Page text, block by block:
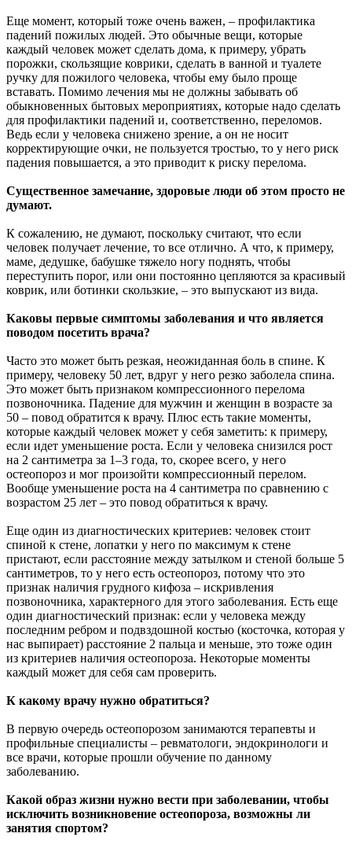
Еще момент, который тоже очень важен, – профилактика
падений пожилых людей. Это обычные вещи, которые
каждый человек может сделать дома, к примеру, убрать
порожки, скользящие коврики, сделать в ванной и туалете
ручку для пожилого человека, чтобы ему было проще
вставать. Помимо лечения мы не должны забывать об
обыкновенных бытовых мероприятиях, которые надо сделать
для профилактики падений и, соответственно, переломов.
Ведь если у человека снижено зрение, а он не носит
корректирующие очки, не пользуется тростью, то у него риск
падения повышается, а это приводит к риску перелома.
Существенное замечание, здоровые люди об этом просто не
думают.
К сожалению, не думают, поскольку считают, что если
человек получает лечение, то все отлично. А что, к примеру,
маме, дедушке, бабушке тяжело ногу поднять, чтобы
переступить порог, или они постоянно цепляются за красивый
коврик, или ботинки скользкие, – это выпускают из вида.
Каковы первые симптомы заболевания и что является
поводом посетить врача?
Часто это может быть резкая, неожиданная боль в спине. К
примеру, человеку 50 лет, вдруг у него резко заболела спина.
Это может быть признаком компрессионного перелома
позвоночника. Падение для мужчин и женщин в возрасте за
50 – повод обратится к врачу. Плюс есть такие моменты,
которые каждый человек может у себя заметить: к примеру,
если идет уменьшение роста. Если у человека снизился рост
на 2 сантиметра за 1–3 года, то, скорее всего, у него
остеопороз и мог произойти компрессионный перелом.
Вообще уменьшение роста на 4 сантиметра по сравнению с
возрастом 25 лет – это повод обратиться к врачу.
Еще один из диагностических критериев: человек стоит
спиной к стене, лопатки у него по максимум к стене
пристают, если расстояние между затылком и стеной больше 5
сантиметров, то у него есть остеопороз, потому что это
признак наличия грудного кифоза – искривления
позвоночника, характерного для этого заболевания. Есть еще
один диагностический признак: если у человека между
последним ребром и подвздошной костью (косточка, которая у
нас выпирает) расстояние 2 пальца и меньше, это тоже один
из критериев наличия остеопороза. Некоторые моменты
каждый может для себя сам проверить.
К какому врачу нужно обратиться?
В первую очередь остеопорозом занимаются терапевты и
профильные специалисты – ревматологи, эндокринологи и
все врачи, которые прошли обучение по данному
заболеванию.
Какой образ жизни нужно вести при заболевании, чтобы
исключить возникновение остеопороза, возможны ли
занятия спортом?